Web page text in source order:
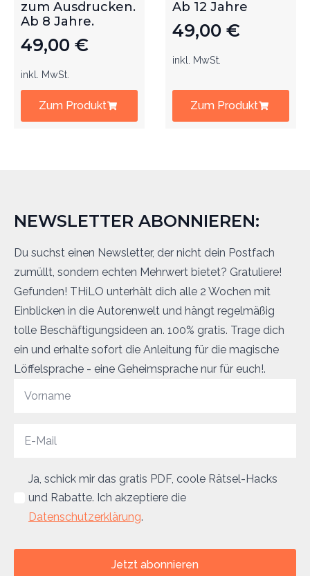
zum Ausdrucken.
Ab 8 Jahre.
49,00 €
inkl. MwSt.
Zum Produkt
Ab 12 Jahre
49,00 €
inkl. MwSt.
Zum Produkt
NEWSLETTER ABONNIEREN:
Du suchst einen Newsletter, der nicht dein Postfach
zumüllt, sondern echten Mehrwert bietet? Gratuliere!
Gefunden! THiLO unterhält dich alle 2 Wochen mit
Einblicken in die Autorenwelt und hängt regelmäßig
tolle Beschäftigungsideen an. 100% gratis. Trage dich
ein und erhalte sofort die Anleitung für die magische
Löffelsprache - eine Geheimsprache nur für euch!.
Ja, schick mir das gratis PDF, coole Rätsel-Hacks
und Rabatte. Ich akzeptiere die
Datenschutzerklärung.
Jetzt abonnieren